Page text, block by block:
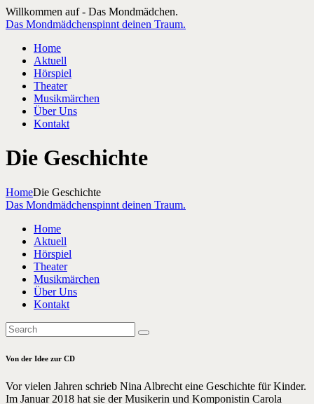
Willkommen auf - Das Mondmädchen.
Das Mondmädchenspinnt deinen Traum.
Home
Aktuell
Hörspiel
Theater
Musikmärchen
Über Uns
Kontakt
Die Geschichte
HomeDie Geschichte
Das Mondmädchenspinnt deinen Traum.
Home
Aktuell
Hörspiel
Theater
Musikmärchen
Über Uns
Kontakt
Von der Idee zur CD
Vor vielen Jahren schrieb Nina Albrecht eine Geschichte für Kinder.
Im Januar 2018 hat sie der Musikerin und Komponistin Carola